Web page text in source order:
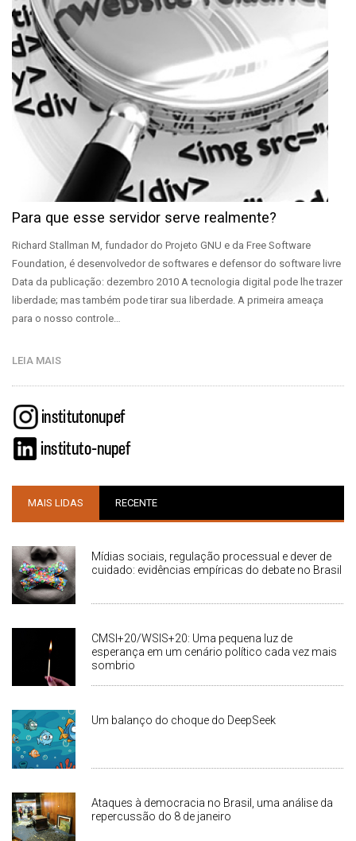
Para que esse servidor serve realmente?
Richard Stallman M, fundador do Projeto GNU e da Free Software
Foundation, é desenvolvedor de softwares e defensor do software livre
Data da publicação: dezembro 2010 A tecnologia digital pode lhe trazer
liberdade; mas também pode tirar sua liberdade. A primeira ameaça
para o nosso controle…
LEIA MAIS
MAIS LIDAS RECENTE
Mídias sociais, regulação processual e dever de
cuidado: evidências empíricas do debate no Brasil
CMSI+20/WSIS+20: Uma pequena luz de
esperança em um cenário político cada vez mais
sombrio
Um balanço do choque do DeepSeek
Ataques à democracia no Brasil, uma análise da
repercussão do 8 de janeiro